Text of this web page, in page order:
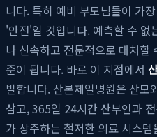
니다. 특히 예비 부모님들이 가
'안전'일 것입니다. 예측할 수 없
나 신속하고 전문적으로 대처할
준이 됩니다. 바로 이 지점에서
발합니다. 산본제일병원은 산모
삼고, 365일 24시간 산부인과
가 상주하는 철저한 의료 시스